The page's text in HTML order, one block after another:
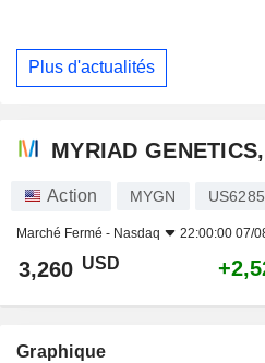
Plus d'actualités
MYRIAD
Action MYGN
Marché Fermé - Nasdaq 22:00:00 07/
3,260 USD
Graphique